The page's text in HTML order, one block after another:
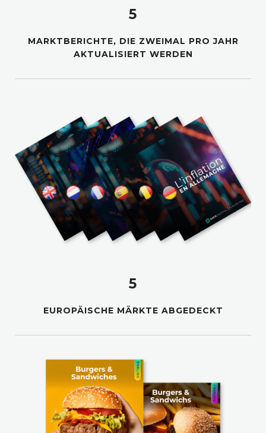
5
MARKTBERICHTE, DIE ZWEIMAL PRO JAHR
AKTUALISIERT WERDEN
5
EUROPÄISCHE MÄRKTE ABGEDECKT